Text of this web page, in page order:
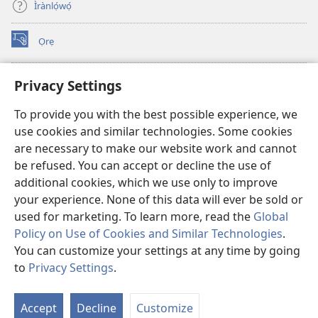
Privacy Settings
To provide you with the best possible experience, we
use cookies and similar technologies. Some cookies
are necessary to make our website work and cannot
be refused. You can accept or decline the use of
additional cookies, which we use only to improve
your experience. None of this data will ever be sold or
used for marketing. To learn more, read the Global
Policy on Use of Cookies and Similar Technologies.
You can customize your settings at any time by going
to Privacy Settings.
Accept Decline Customize
Ìrànlọ́wọ́
Ọrẹ
(opens
new
ÀKÁ ÌWÉ ORÍ ÍŃTÁNẸ́Ẹ̀TÌ TI Watchtower™
(opens
window)JW Hub
(opens
new
window)JW Library
Watchtower Library ®
Copyright© 2026 Watch Tower Bible and Tract Society of Pennsylvania.
ÀDÉHÙN LÍLO ÌKÀNNÌ